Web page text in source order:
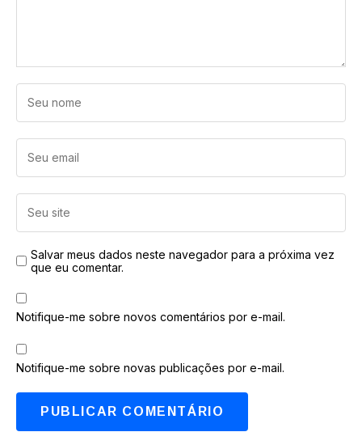
Salvar meus dados neste navegador para a próxima vez
que eu comentar.
Notifique-me sobre novos comentários por e-mail.
Notifique-me sobre novas publicações por e-mail.